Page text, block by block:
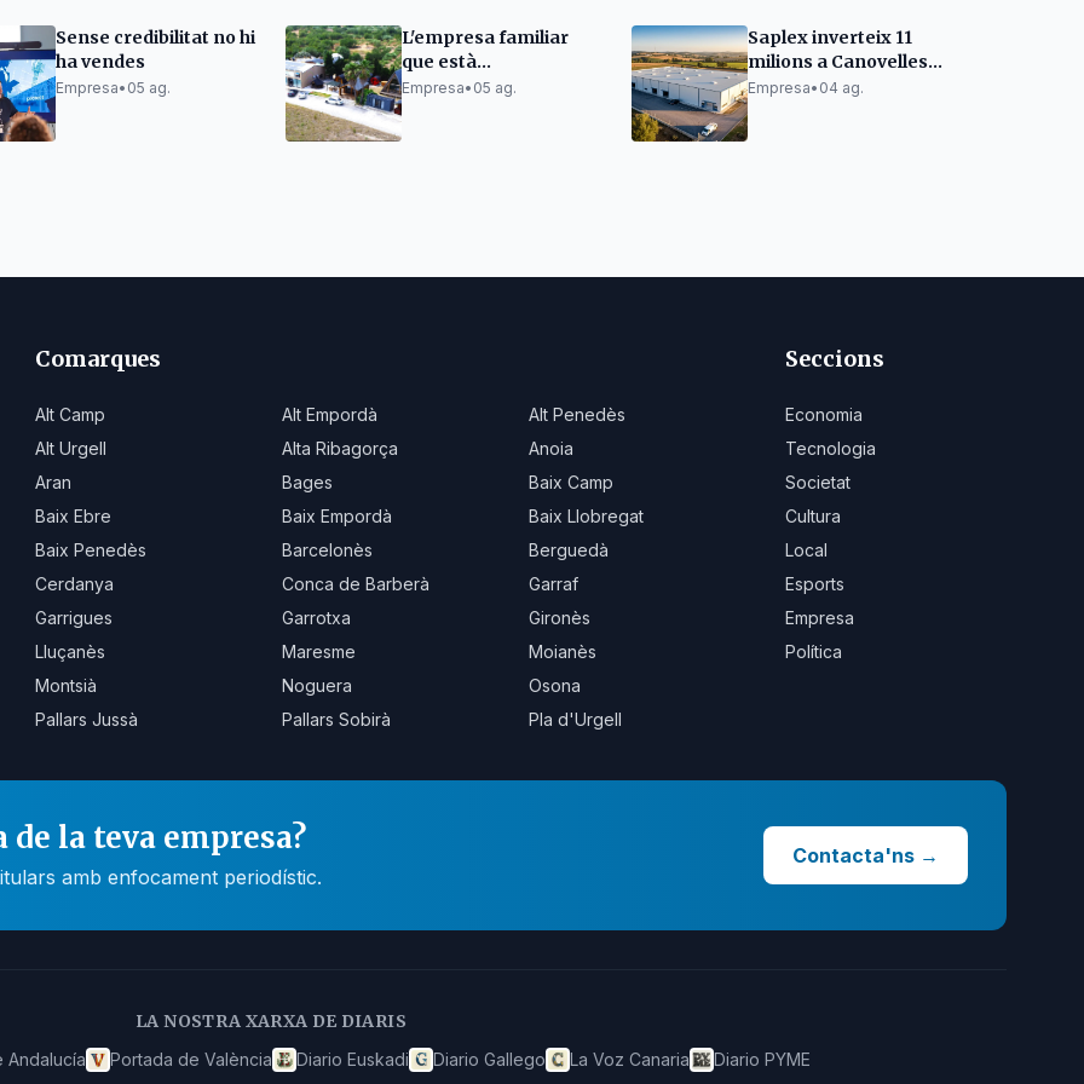
Sense credibilitat no hi
ha vendes
Empresa• 05 ag.
L'empresa familiar
que està
revolucionant el
Empresa• 05 ag.
Saplex inverteix 11
milions a Canovelles
per créixer
Empresa• 04 ag.
Comarques
Alt Camp Alt Empordà
Alt Penedès
Alt Urgell
Alta Ribagorça
Anoia
Aran
Bages
Baix Camp
Baix Ebre
Baix Empordà
Baix Llobregat
Baix Penedès
Barcelonès
Berguedà
Cerdanya
Conca de Barberà
Garraf
Garrigues
Garrotxa
Gironès
Lluçanès
Maresme
Moianès
Montsià
Noguera
Osona
Pallars Jussà
Pallars Sobirà Pla d'Urgell
Seccions
Economia
Tecnologia
Societat
Cultura
Local
Esports
Empresa
Política
la teva empresa?
amb enfocament periodístic.
Contacta'ns →
LA NOSTRA XARXA DE DIARIS
Andalucía Portada de València Diario Euskadi Diario Gallego La Voz Canaria Diario PYME